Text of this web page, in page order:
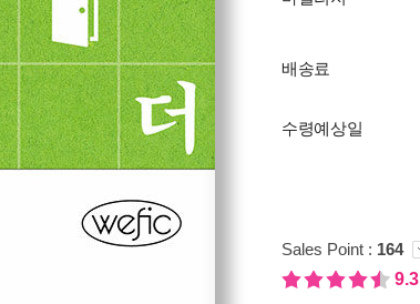
배송료
수령예상일
Sales Point : 164
9.3